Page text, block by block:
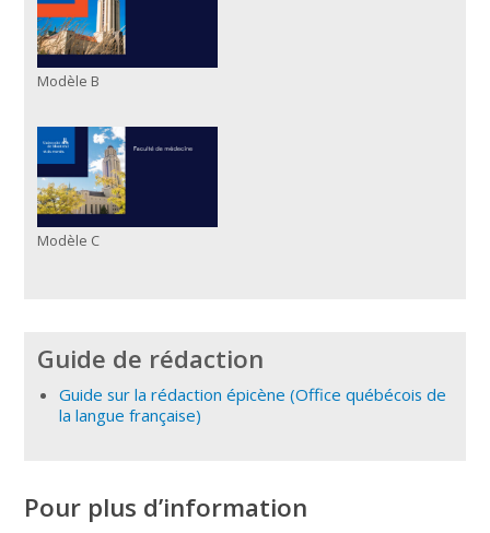
Modèle B
Modèle C
Guide de rédaction
Guide sur la rédaction épicène (Office québécois de
la langue française)
Pour plus d’information